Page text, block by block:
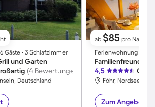
Gäste ∙ 3 Schlafzimmer
und Garten
(4 Bewertungen)
Deutschland
ab $85 pro Nacht
Ferienwohnung ∙ 4
4,5
Föhr,
Zum Angebot